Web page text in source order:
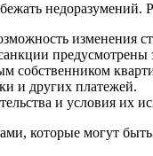
изменения
собственником
и других платежей.
и условия их
которые могут